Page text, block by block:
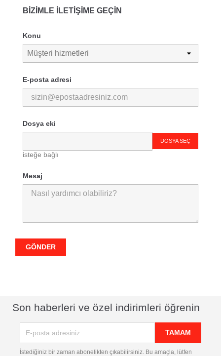
BIZIMLE ILETIŞIME GEÇIN
Konu
E-posta adresi
Dosya eki
DOSYA SEÇ
isteğe bağlı
Mesaj
Son haberleri ve özel indirimleri öğrenin
İstediğiniz bir zaman abonelikten çıkabilirsiniz. Bu amaçla, lütfen